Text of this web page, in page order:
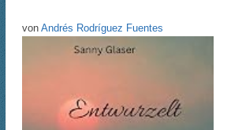
von Andrés Rodríguez Fuentes